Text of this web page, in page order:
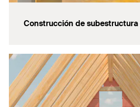
Construcción de